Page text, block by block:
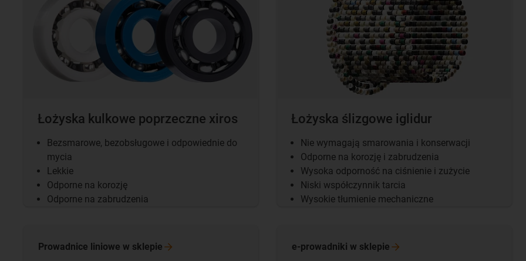
Łożyska kulkowe poprzeczne xiros
Bezsmarowe, bezobsługowe i odpowiednie do
mycia
Lekkie
Odporne na korozję
Odporne na zabrudzenia
Łożyska ślizgowe iglidur
Nie wymagają smarowania i konserwacji
Odporne na korozję i zabrudzenia
Wysoka odporność na ciśnienie i zużycie
Niski współczynnik tarcia
Wysokie tłumienie mechaniczne
Prowadnice liniowe w sklepie e-prowadniki w sklepie